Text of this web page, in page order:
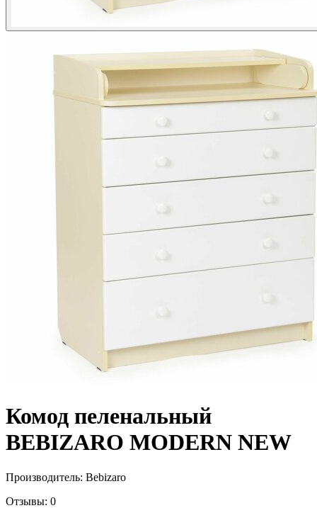
Комод пеленальный
BEBIZARO MODERN NEW
Производитель: Bebizaro
Отзывы: 0